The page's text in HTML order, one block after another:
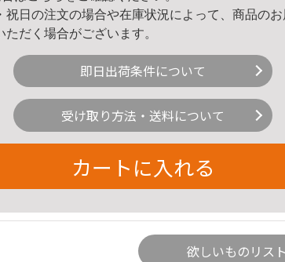
日の注文の場合や在庫状況によって、商品のお
ただく場合がございます。
即日出荷条件について
受け取り方法・送料について
カートに入れる
欲しいものリス